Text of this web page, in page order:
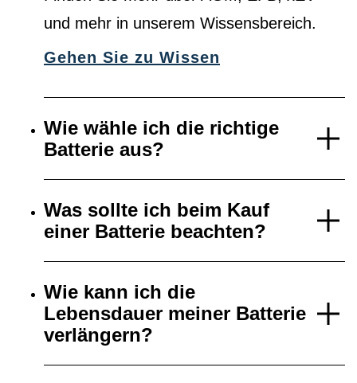
und mehr in unserem Wissensbereich.
Gehen Sie zu Wissen
Wie wähle ich die richtige
Batterie aus?
Was sollte ich beim Kauf
einer Batterie beachten?
Wie kann ich die
Lebensdauer meiner Batterie
verlängern?